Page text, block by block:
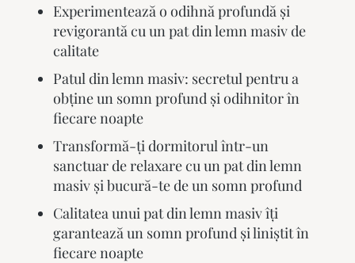
Experimentează o odihnă profundă și
revigorantă cu un pat din lemn masiv de
calitate
Patul din lemn masiv: secretul pentru a
obține un somn profund și odihnitor în
fiecare noapte
Transformă-ți dormitorul într-un
sanctuar de relaxare cu un pat din lemn
masiv și bucură-te de un somn profund
Calitatea unui pat din lemn masiv îți
garantează un somn profund și liniștit în
fiecare noapte